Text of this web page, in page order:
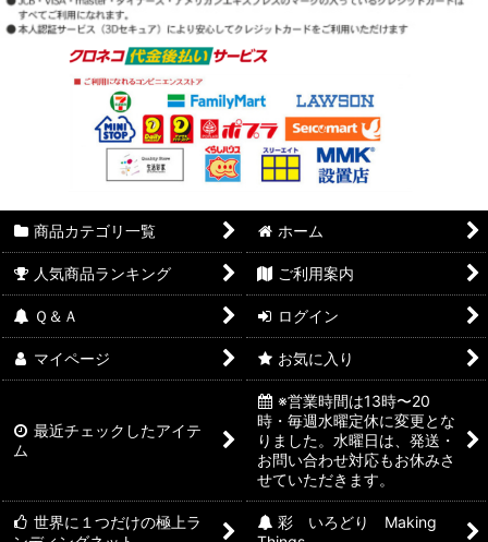
商品カテゴリ一覧 ホーム
人気商品ランキング ご利用案内
Ｑ＆Ａ ログイン
マイページ お気に入り
最近チェックしたアイテ
ム
※営業時間は13時〜20
時・毎週水曜定休に変更とな
りました。水曜日は、発送・
お問い合わせ対応もお休みさ
せていただきます。
世界に１つだけの極上ラ
彩 いろどり Making